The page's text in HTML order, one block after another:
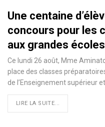
Une centaine
concours pour les
aux grandes écoles
Ce lundi 26 août, Mme
place des classes
de l’Enseignement supérieur
LIRE LA SUITE...